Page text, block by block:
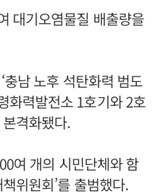
대기오염물질 배출량을
남 노후 석탄화력 범도
화력발전소 1호기와 2호
격화됐다.
여 개의 시민단체와 함
위원회’를 출범했다.